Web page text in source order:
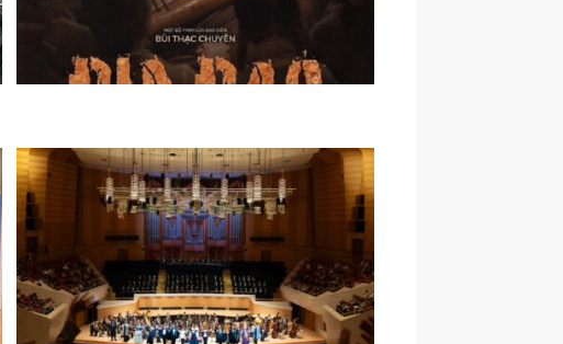
映画「トンネル：暗闇の中の太陽」
｜加納遥香